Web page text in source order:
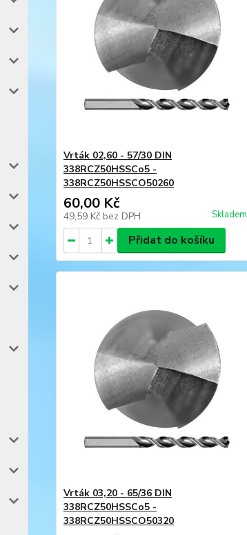
Vrták 02,60 - 57/30 DIN
338RCZ50HSSCo5 -
338RCZ50HSSCO50260
60,00 Kč
49,59 Kč bez DPH Skladem
Přidat do košíku
Vrták 03,20 - 65/36 DIN
338RCZ50HSSCo5 -
338RCZ50HSSCO50320